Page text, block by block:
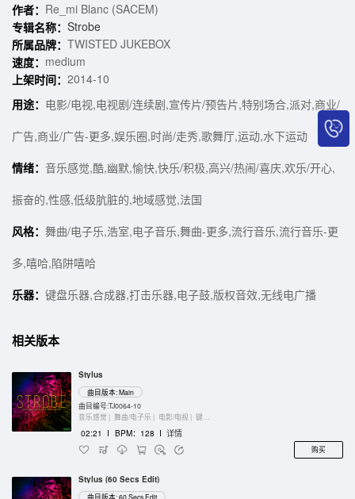
作者： Re_mi Blanc (SACEM)
专辑名称： Strobe
所属品牌： TWISTED JUKEBOX
速度： medium
上架时间： 2014-10
用途： 电影/电视,电视剧/连续剧,宣传片/预告片,特别场合,派对,商业/
广告,商业/广告-更多,娱乐圈,时尚/走秀,歌舞厅,运动,水下运动
情绪： 音乐感觉,酷,幽默,愉快,快乐/积极,高兴/热闹/喜庆,欢乐/开心,
振奋的,性感,低级肮脏的,地域感觉,法国
风格： 舞曲/电子乐,浩室,电子音乐,舞曲-更多,流行音乐,流行音乐-更
多,嘻哈,陷阱嘻哈
乐器： 键盘乐器,合成器,打击乐器,电子鼓,版权音效,无线电广播
相关版本
Stylus
曲目版本: Main
曲目编号:TJ0064-10
音乐感觉 | 舞曲/电子乐 | 电影/电视 | 键盘乐器
02:21 I BPM：128 I 详情
购买
Stylus (60 Secs Edit)
曲目版本: 60 Secs Edit